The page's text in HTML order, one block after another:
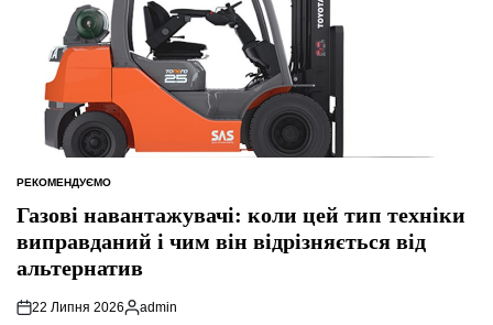
ОПУБЛІКУВАТИ
РЕКОМЕНДУЄМО
Газові навантажувачі: коли цей тип техніки
виправданий і чим він відрізняється від
альтернатив
22 Липня 2026
Опубліковано
admin